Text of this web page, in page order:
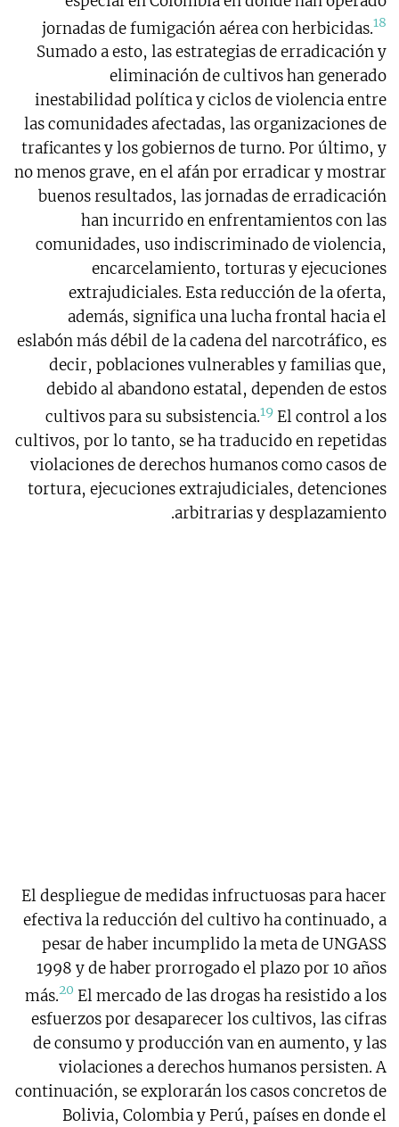
jornadas de fumigación aérea con herbicidas.18
Sumado a esto, las estrategias de erradicación y
eliminación de cultivos han generado
inestabilidad política y ciclos de violencia entre
las comunidades afectadas, las organizaciones de
traficantes y los gobiernos de turno. Por último, y
no menos grave, en el afán por erradicar y mostrar
buenos resultados, las jornadas de erradicación
han incurrido en enfrentamientos con las
comunidades, uso indiscriminado de violencia,
encarcelamiento, torturas y ejecuciones
extrajudiciales. Esta reducción de la oferta,
además, significa una lucha frontal hacia el
eslabón más débil de la cadena del narcotráfico, es
decir, poblaciones vulnerables y familias que,
debido al abandono estatal, dependen de estos
cultivos para su subsistencia.19 El control a los
cultivos, por lo tanto, se ha traducido en repetidas
violaciones de derechos humanos como casos de
tortura, ejecuciones extrajudiciales, detenciones
arbitrarias y desplazamiento.
El despliegue de medidas infructuosas para hacer
efectiva la reducción del cultivo ha continuado, a
pesar de haber incumplido la meta de UNGASS
1998 y de haber prorrogado el plazo por 10 años
más.20 El mercado de las drogas ha resistido a los
esfuerzos por desaparecer los cultivos, las cifras
de consumo y producción van en aumento, y las
violaciones a derechos humanos persisten. A
continuación, se explorarán los casos concretos de
Bolivia, Colombia y Perú, países en donde el